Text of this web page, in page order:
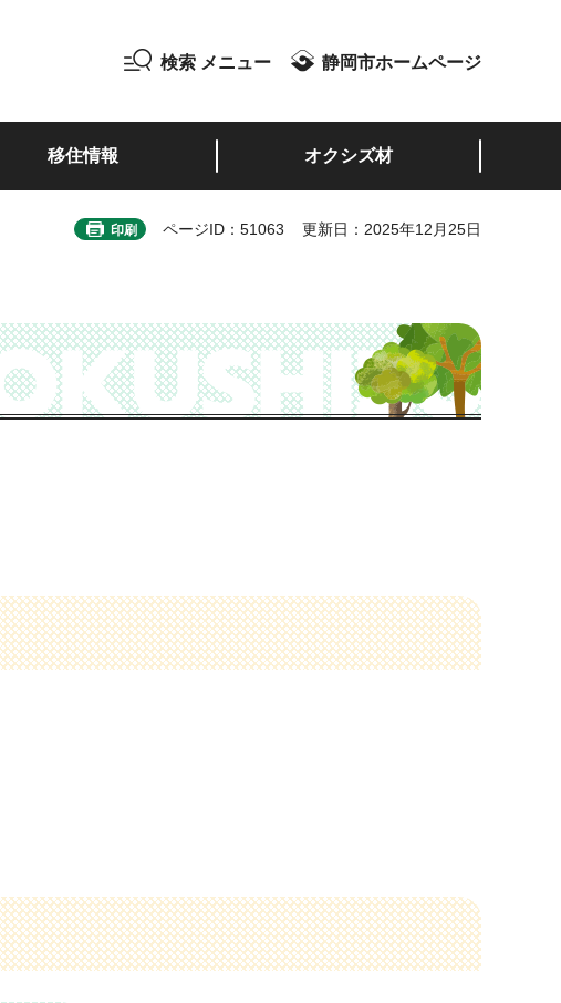
検索 メニュー 静岡市ホームページ
移住情報 オクシズ材
印刷 ページID：51063 更新日：2025年12月25日